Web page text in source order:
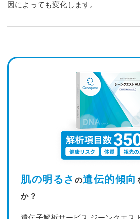
因によっても変化します。
肌の明るさ の遺伝的傾向
か？